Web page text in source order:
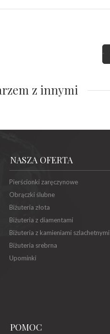
z innymi
NASZA OFERTA
Pierścionki zaręczynowe
Obrączki ślubne
Biżuteria złota
Biżuteria z diamentami
Biżuteria z kamieniami szlachetnymi
Biżuteria srebrna
Upominki
POMOC